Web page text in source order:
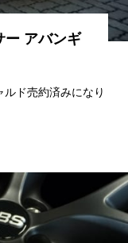
ー アバンギ
ド売約済みになり